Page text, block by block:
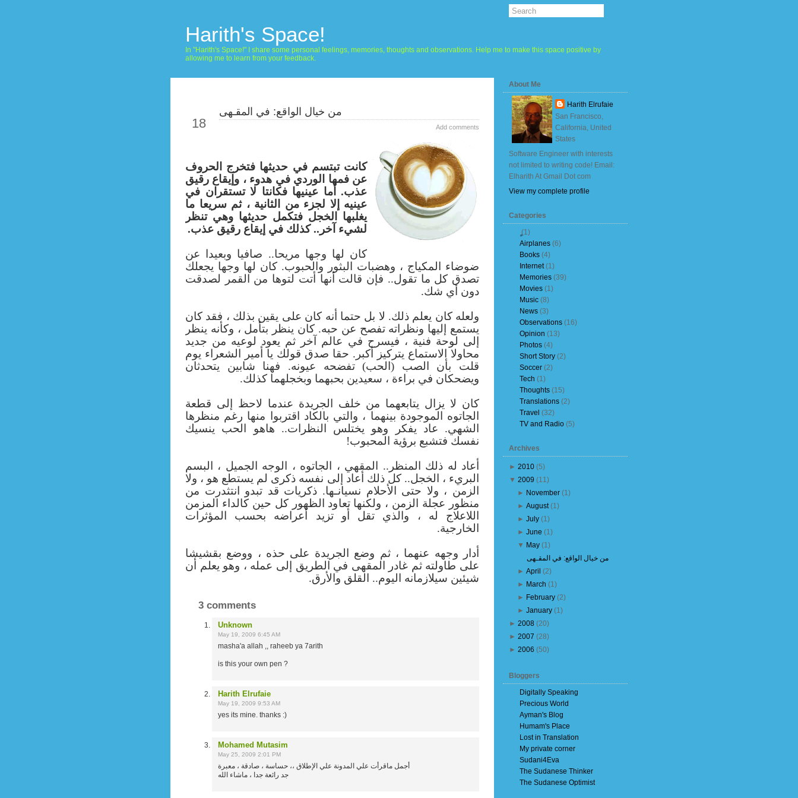
Harith's Space!
In "Harith's Space!" I share some personal feelings, memories, thoughts and observations. Help me to make this space positive by
allowing me to learn from your feedback.
18
من خيال الواقع: في المقـهى
Add comments
كانت تبتسم في حديثها فتخرج الحروف
عن فمها الوردي في هدوء ، وإيقاع رقيق
عذب. أما عينيها فكانتا لا تستقران في
عينيه إلا لجزء من الثانية ، ثم سريعا ما
يغلبها الخجل فتكمل حديثها وهي تنظر
لشيء آخر.. كذلك في إيقاع رقيق عذب.
كان لها وجها مريحا.. صافيا وبعيدا عن
ضوضاء المكياج ، وهضبات البثور والحبوب. كان لها وجها يجعلك
تصدق كل ما تقول.. فإن قالت أنها أتت لتوها من القمر لصدقت
دون أي شك.
ولعله كان يعلم ذلك. لا بل حتما أنه كان على يقين بذلك ، فقد كان
يستمع إليها ونظراته تفصح عن حبه. كان ينظر بتأمل ، وكأنه ينظر
إلى لوحة فنية ، فيسرح في عالم آخر ثم يعود لوعيه من جديد
محاولا الاستماع يتركيز أكبر. حقا صدق قولك يا أمير الشعراء يوم
قلت بأن الصب (الحب) تفضحه عيونه. فهنا شابين يتحدثان
ويضحكان في براءة ، سعيدين بحبهما وبخجلهما كذلك.
كان لا يزال يتابعهما من خلف الجريدة عندما لاحظ إلى قطعة
الجاتوه الموجودة بينهما ، والتي بالكاد اقتربوا منها رغم منظرها
الشهي. عاد يفكر وهو يختلس النظرات.. هاهو الحب ينسيك
نفسك فتشبع برؤية المحبوب!
أعاد له ذلك المنظر.. المقهي ، الجاتوه ، الوجه الجميل ، البسم
البريء ، الخجل.. كل ذلك أعاد إلى نفسه ذكرى لم يستطع هو ، ولا
الزمن ، ولا حتى الأحلام نسيانـها. ذكريات قد تبدو انتثدرت من
منظور عجلة الزمن ، ولكنها تعاود الظهور كل حين كالداء المزمن
اللاعلاج له ، والذي تقل أو تزيد أعراضه بحسب المؤثرات
الخارجية.
أدار وجهه عنهما ، ثم وضع الجريدة على حذه ، ووضع بقشيشا
على طاولته ثم غادر المقهى في الطريق إلى عمله ، وهو يعلم أن
شيئين سيلازمانه اليوم.. القلق والأرق.
3 comments
Unknown
May 19, 2009 6:45 AM
masha'a allah ,, raheeb ya 7arith
is this your own pen ?
Harith Elrufaie
May 19, 2009 9:53 AM
yes its mine. thanks :)
Mohamed Mutasim
May 25, 2009 2:01 PM
أجمل ماقرأت علي المدونة علي الإطلاق ،، حساسة ، صادقة ، معبرة
جد رائعة جدا ، ماشاء الله
About Me
Harith Elrufaie
San Francisco,
California, United
States
Software Engineer with interests
not limited to writing code! Email:
Elharith At Gmail Dot com
View my complete profile
Categories
(1)
Airplanes (6)
Books (4)
Internet(1)
Memories (39)
Movies (1)
Music (8)
News (3)
Observations (16)
Opinion (13)
Photos (4)
Short Story (2)
Soccer (2)
Tech (1)
Thoughts (15)
Translations (2)
Travel (32)
TV and Radio (5)
Archives
► 2010 (5)
▼ 2009 (11)
► November (1)
►August(1)
►July (1)
►June (1)
▼ May (1)
من خيال الواقع: في المقـهى
►April (2)
► March (1)
► February (2)
►January (1)
► 2008 (20)
► 2007 (28)
► 2006 (50)
Bloggers
Digitally Speaking
Precious World
Ayman's Blog
Humam's Place
Lost in Translation
My private corner
Sudani4Eva
The Sudanese Thinker
The Sudanese Optimist